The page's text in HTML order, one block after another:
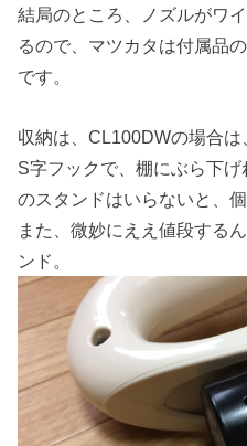
結局のところ、ノズルがワ
るので、マツカタは付属品
です。
収納は、CL100DWの場合は
S字フックで、棚にぶら下
のスタンドはいらないと、
また、微妙にええ値段する
ンド。